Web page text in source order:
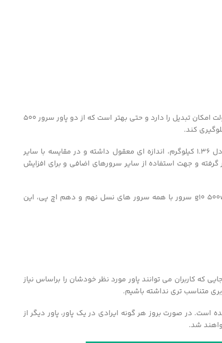
این منبع تغذیه در حالت جریان متناوب حدود 227 ولت و در صورتی که در حالت مستقیم قرار بگیرد. تا چیزی حدود 380 ولت امکان تبدیل را دارد و حتی بهتر است که از دو پاور سرور 500
کند.
اگر بخواهیم به سایر مشخصات فیزیکی پاور g10 500w بپردازیم، با حداقل ابعاد به صورت 4.04 در 22.53 در 6.80 سانتی متر و وزنی معادل 1.36 کیلوگرم، اندازه ای معقول داشته و در مقایسه با سایر
و جهت استفاده از سایر سرورهای اضافی و برای افزایش
از جمله شاخصه های قابل بیان این محصول، دارا بودن تکنولوژی hot plug و گواهی نامه پلاتینیوم و در نهایت، سازگاری بسیار بالای پاور g10 500w سرور با همه سرور های نسل نهم و دهم اچ پی، این
که کاربران می توانند پاور مورد نظر خودشان را براساس نیاز
متناسب تری نداشته باشیم.
است. در صورت بروز هر گونه ایرادی در یک پاور، پاور دیگر از
شد.